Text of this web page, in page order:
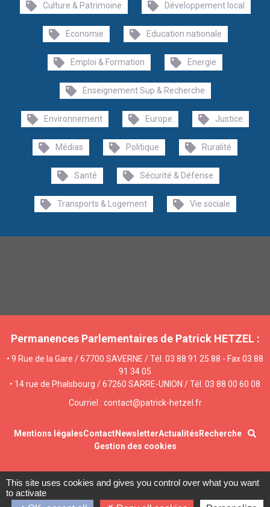
Culture & Patrimoine Développement local
Economie Education nationale
Emploi & Formation Energie
Enseignement Sup & Recherche
Environnement Europe Justice
Médias Politique Ruralité
Santé Sécurité & Défense
Transports & Logement Vie sociale
Permanences Parlementaires de Patrick HETZEL :
• 9 Rue de la Gare / 67700 SAVERNE / Tél. 03 88 91 25 88 - Fax 03 88
91 34 05
• 14 rue de Phalsbourg / 67260 SARRE-UNION / Tél. 03 88 00 60 08
Courriel : contact@patrick-hetzel.fr
Mentions légalesContactNewsletterActualités Recherche
Gestion des cookies
This site uses cookies and gives you control over what you want
to activate